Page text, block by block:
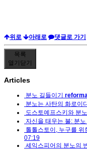
위로 아래로 댓글로 가기
목록
열기 닫기
Articles
분노 길들이기
분노는 사탄의 화로이
도스토예프스키와 분
자신을 태우는 불: 분
톨톨스토이, 누구를 위
07:19
셰익스피어의 분노의